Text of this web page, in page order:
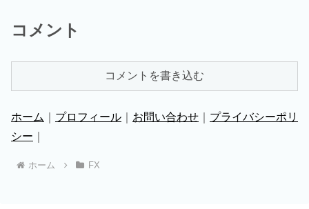
コメント
コメントを書き込む
ホーム プロフィール お問い合わせ
プライバシーポリ
シー
ホーム FX